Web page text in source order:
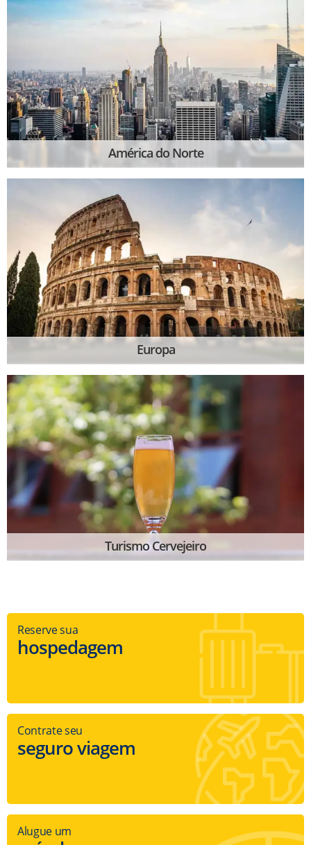
América do Norte
Europa
Turismo Cervejeiro
Reserve sua
hospedagem
Contrate seu
seguro viagem
Alugue um